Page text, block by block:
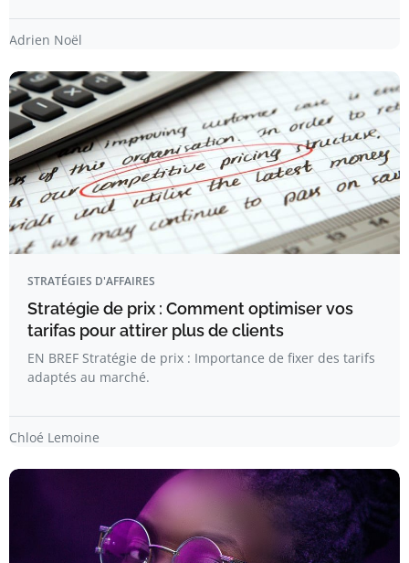
Adrien Noël
STRATÉGIES D'AFFAIRES
Stratégie de prix : Comment optimiser vos
tarifas pour attirer plus de clients
EN BREF Stratégie de prix : Importance de fixer des tarifs
adaptés au marché.
Chloé Lemoine